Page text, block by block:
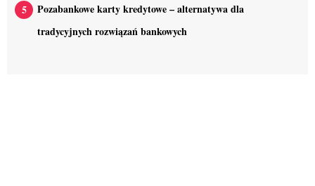
Pozabankowe karty kredytowe – alternatywa dla
tradycyjnych rozwiązań bankowych